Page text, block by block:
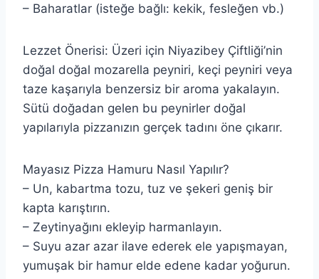
– Baharatlar (isteğe bağlı: kekik, fesleğen vb.)
Lezzet Önerisi: Üzeri için Niyazibey Çiftliği’nin
doğal doğal mozarella peyniri, keçi peyniri veya
taze kaşarıyla benzersiz bir aroma yakalayın.
Sütü doğadan gelen bu peynirler doğal
yapılarıyla pizzanızın gerçek tadını öne çıkarır.
Mayasız Pizza Hamuru Nasıl Yapılır?
– Un, kabartma tozu, tuz ve şekeri geniş bir
kapta karıştırın.
– Zeytinyağını ekleyip harmanlayın.
– Suyu azar azar ilave ederek ele yapışmayan,
yumuşak bir hamur elde edene kadar yoğurun.